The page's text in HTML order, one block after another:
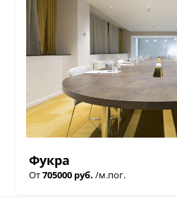
Фукра
От705000 руб. /м.пог.